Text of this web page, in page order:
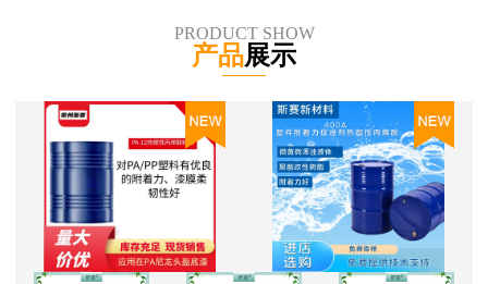
PRODUCT SHOW
产品展示